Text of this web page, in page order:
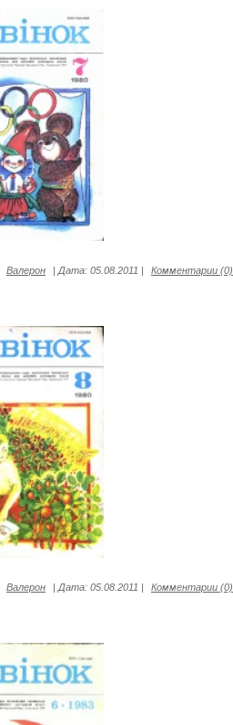
Валерон | Дата: 05.08.2011 | Комментарии (0)
Валерон | Дата: 05.08.2011 | Комментарии (0)